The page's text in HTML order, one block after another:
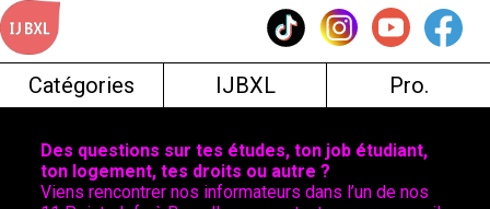
Skip
to
content
Catégories IJBXL Pro.
Des questions sur tes études, ton job étudiant,
ton logement, tes droits ou autre ?
Viens rencontrer nos informateurs dans l’un de nos